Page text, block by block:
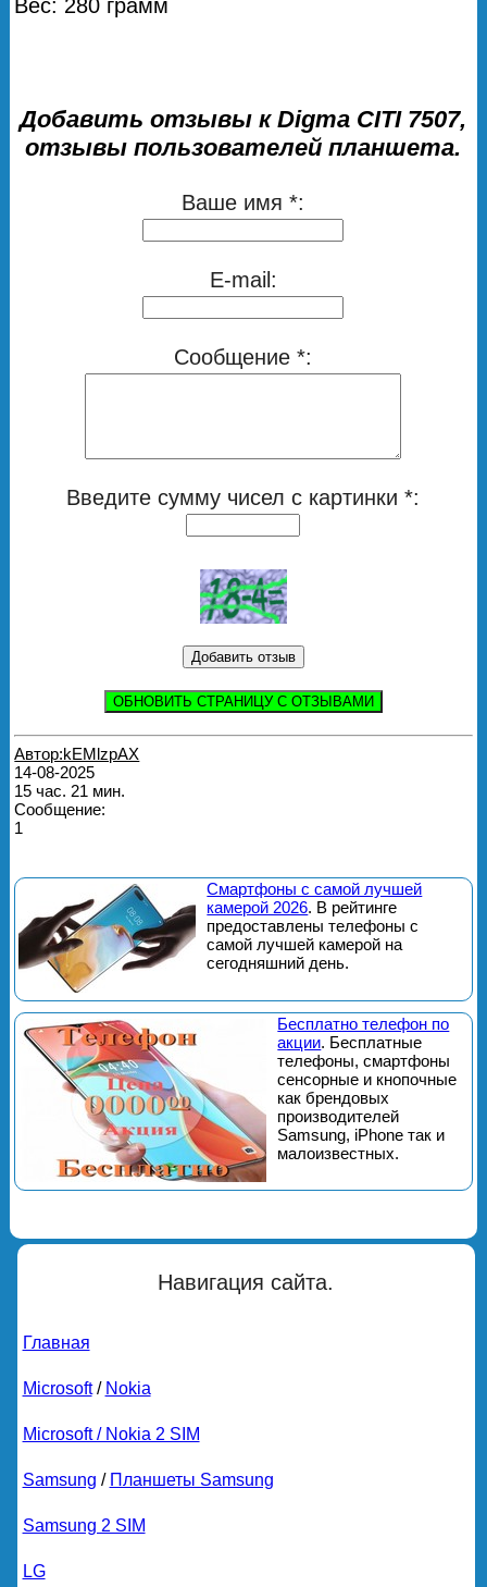
Вес: 280 грамм
Добавить отзывы к Digma CITI 7507,
отзывы пользователей планшета.
Ваше имя *:
E-mail:
Сообщение *:
Введите сумму чисел с картинки *:
ОБНОВИТЬ СТРАНИЦУ С ОТЗЫВАМИ
Автор:kEMlzpAX
14-08-2025
15 час. 21 мин.
Сообщение:
1
Смартфоны с самой лучшей
камерой 2026. В рейтинге
предоставлены телефоны с
самой лучшей камерой на
сегодняшний день.
Бесплатно телефон по
акции. Бесплатные
телефоны, смартфоны
сенсорные и кнопочные
как брендовых
производителей
Samsung, iPhone так и
малоизвестных.
Навигация сайта.
Главная
Microsoft/ Nokia
Microsoft / Nokia 2 SIM
Samsung / Планшеты Samsung
Samsung 2 SIM
LG